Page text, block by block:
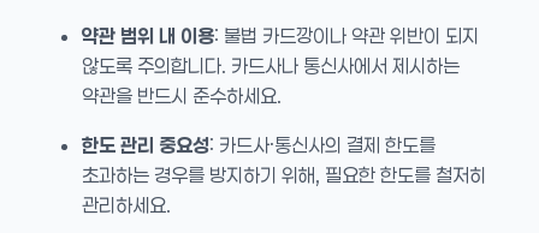
약관 범위 내 이용: 불법 카드깡이나 약관 위반이 되지
않도록 주의합니다. 카드사나 통신사에서 제시하는
약관을 반드시 준수하세요.
한도 관리 중요성: 카드사·통신사의 결제 한도를
초과하는 경우를 방지하기 위해, 필요한 한도를 철저히
관리하세요.